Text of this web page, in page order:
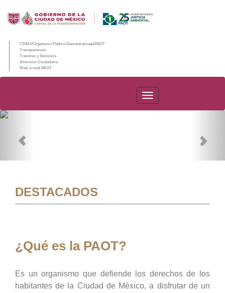
CDMX/Organismo Público Descentralizado/PAOT
Transparencia
Trámites y Servicios
Atención Ciudadana
Web e-mail PAOT
PAOT
DESTACADOS
¿Qué es la PAOT?
Es un organismo que defiende los derechos de los
habitantes de la Ciudad de México, a disfrutar de un